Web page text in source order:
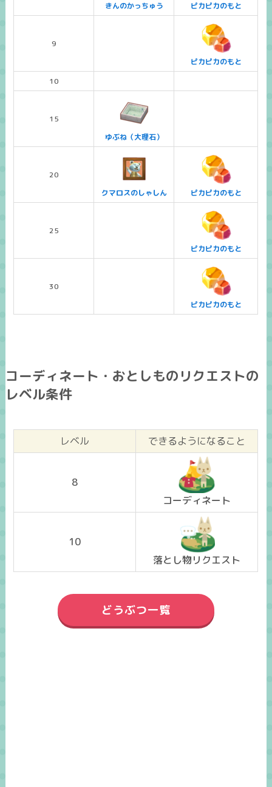
きんのかっちゅう
ピカピカのもと
9
ピカピカのもと
10
15
ゆぶね（大理石）
20
クマロスのしゃしん
ピカピカのもと
25
ピカピカのもと
30
ピカピカのもと
コーディネート・おとしものリクエストの
レベル条件
レベル できるようになること
8
コーディネート
10
落とし物リクエスト
どうぶつ一覧